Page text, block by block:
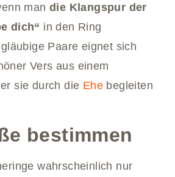
man die Klangspur der
dich“ in den Ring
Paare eignet sich
Vers aus einem
sie durch die Ehe begleiten
bestimmen
wahrscheinlich nur